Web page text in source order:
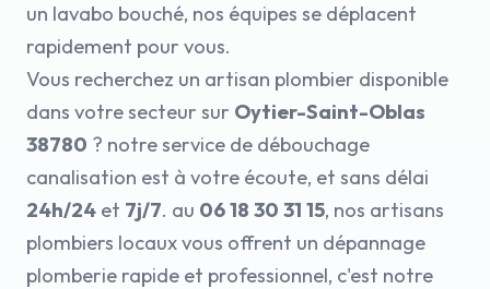
un lavabo bouché, nos équipes se déplacent
rapidement pour vous.
Vous recherchez un artisan plombier disponible
dans votre secteur sur Oytier-Saint-Oblas
38780 ? notre service de débouchage
canalisation est à votre écoute, et sans délai
24h/24 et 7j/7. au 06 18 30 31 15, nos artisans
plombiers locaux vous offrent un dépannage
plomberie rapide et professionnel, c'est notre